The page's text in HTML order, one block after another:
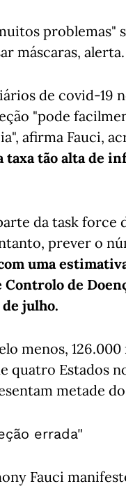
problemas"
máscaras, alerta.
de covid-19
"pode
afirma Fauci,
taxa tão alta de
da task force
prever o
uma
Controlo de
julho.
menos,
quatro Estados
metade
errada"
Fauci